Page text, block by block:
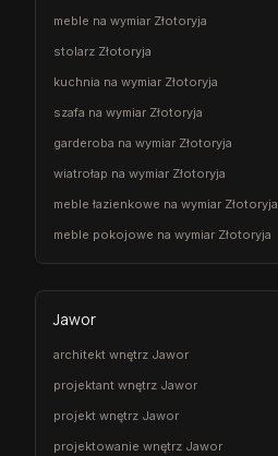
meble na wymiar Złotoryja
stolarz Złotoryja
kuchnia na wymiar Złotoryja
szafa na wymiar Złotoryja
garderoba na wymiar Złotoryja
wiatrołap na wymiar Złotoryja
meble łazienkowe na wymiar Złotoryja
meble pokojowe na wymiar Złotoryja
Jawor
architekt wnętrz Jawor
projektant wnętrz Jawor
projekt wnętrz Jawor
projektowanie wnętrz Jawor